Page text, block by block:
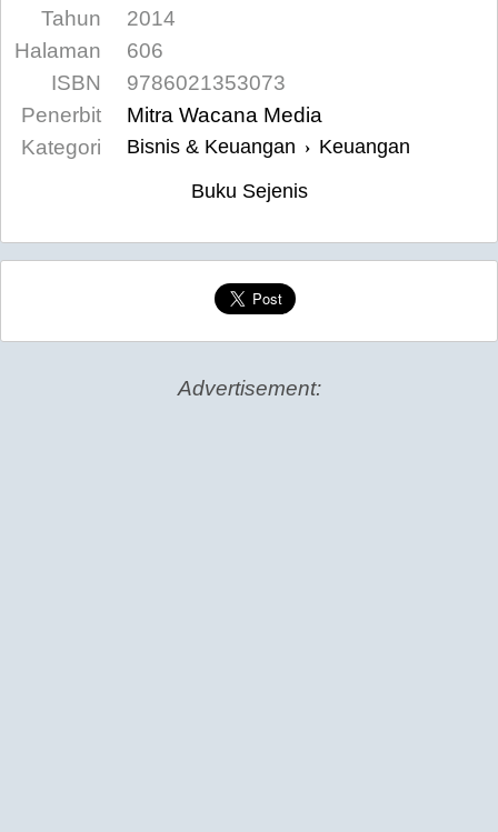
Tahun
2014
Halaman
606
ISBN
9786021353073
Penerbit
Mitra Wacana Media
Kategori
Bisnis & Keuangan › Keuangan
Buku Sejenis
Advertisement: